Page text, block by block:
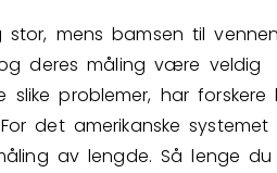
en venn
mens bamsen til
deres måling være veldig
slike problemer, har forskere
det amerikanske systemet
av lengde. Så lenge